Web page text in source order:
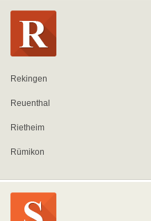
Rekingen
Reuenthal
Rietheim
Rümikon